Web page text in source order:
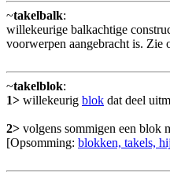
~takelbalk:
willekeurige balkachtige
voorwerpen aangebracht is. Zie
~takelblok:
1> willekeurig blok dat deel
2> volgens sommigen een blok
[Opsomming: blokken, takels,